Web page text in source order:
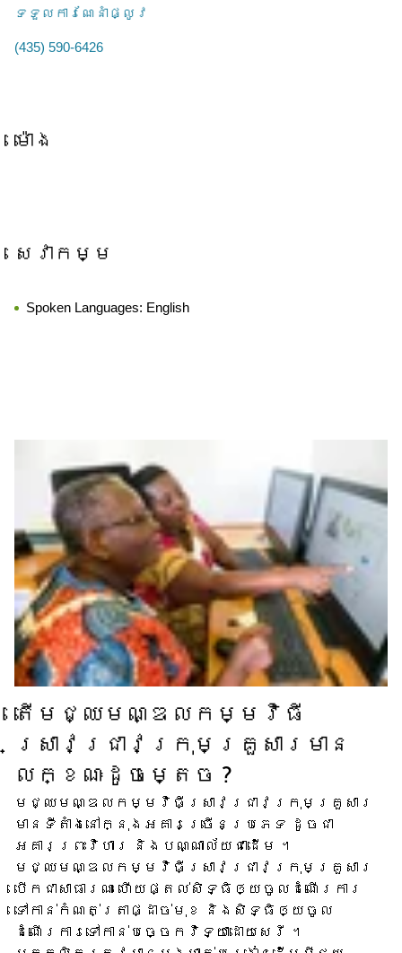
ទទួល​ការណែនាំ​ផ្លូវ
(435) 590-6426
ម៉ោង
សេវាកម្ម
Spoken Languages: English
តើ​មជ្ឈមណ្ឌល​កម្មវិធី​
ស្រាវជ្រាវ​ក្រុមគ្រួសារ​មាន​
លក្ខណៈ​ដូចម្តេច ?
មជ្ឈមណ្ឌល​កម្មវិធី​ស្រាវជ្រាវ​ក្រុមគ្រួសារ​
មាន​ទីតាំង​នៅក្នុង​អគារ​ច្រើន​ប្រភេទ ដូចជា​
អគារ​ព្រះវិហារ និង​បណ្ណាល័យ​ជាដើម ។
មជ្ឈមណ្ឌល​កម្មវិធី​ស្រាវជ្រាវ​ក្រុមគ្រួសារ​
បើក​ជា​សាធារណៈ ហើយ​ផ្តល់​សិទ្ធិ​ឲ្យ​ចូល​ដំណើរការ​
ទៅកាន់​កំណត់ត្រា​ផ្ដាច់មុខ និង​សិទ្ធិ​ឲ្យ​ចូល​
ដំណើរការ​ទៅ​កាន់​បច្ចេកវិទ្យា​ដោយសេរី ។